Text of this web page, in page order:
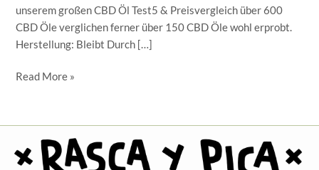
unserem großen CBD Öl Test5 & Preisvergleich über 600
CBD Öle verglichen ferner über 150 CBD Öle wohl erprobt.
Herstellung: Bleibt Durch […]
Read More »